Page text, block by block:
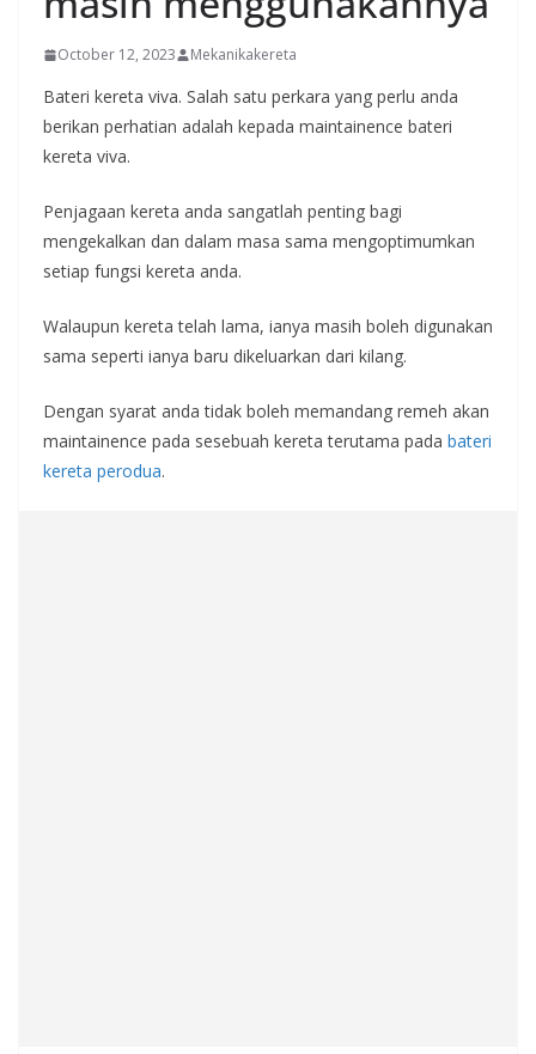
October 12, 2023 Mekanikakereta
Bateri kereta viva. Salah satu perkara yang perlu anda
berikan perhatian adalah kepada maintainence bateri
kereta viva.
Penjagaan kereta anda sangatlah penting bagi
mengekalkan dan dalam masa sama mengoptimumkan
setiap fungsi kereta anda.
Walaupun kereta telah lama, ianya masih boleh digunakan
sama seperti ianya baru dikeluarkan dari kilang.
Dengan syarat anda tidak boleh memandang remeh akan
maintainence pada sesebuah kereta terutama pada bateri
kereta perodua.